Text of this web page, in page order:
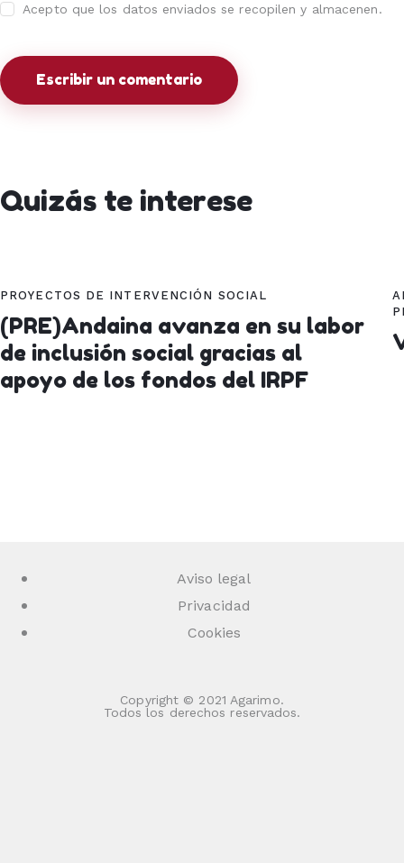
Acepto que los datos enviados se recopilen y almacenen.
Quizás te interese
PROYECTOS DE INTERVENCIÓN SOCIAL
(PRE)Andaina avanza en su labor
de inclusión social gracias al
apoyo de los fondos del IRPF
Copyright © 2021 Agarimo.
Todos los derechos reservados.
Aviso legal
Privacidad
Cookies